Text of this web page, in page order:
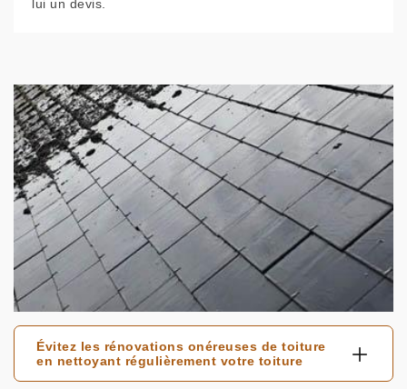
lui un devis.
Évitez les rénovations onéreuses de toiture
en nettoyant régulièrement votre toiture